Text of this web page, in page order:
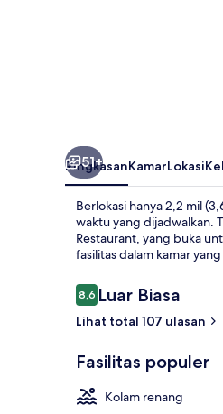
51+
RingkasanKamarLokasi
Berlokasi hanya 2,2 mil
waktu yang dijadwalkan.
Restaurant, yang buka
fasilitas dalam kamar
Ulasan
8,68,6 dari 10
Luar Biasa
Lihat total 107 ulasan
Fasilitas populer
Kolam renang